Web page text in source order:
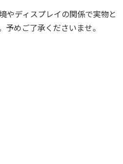
やディスプレイの関係で実物と
めご了承くださいませ。